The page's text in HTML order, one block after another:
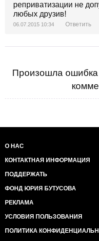
реприватизации не
любых друзив!
06.07.2015 10:34 Ответить
Произошла ошибка
О НАС
КОНТАКТНАЯ ИНФОРМАЦИЯ
ПОДДЕРЖАТЬ
ФОНД ЮРИЯ БУТУСОВА
РЕКЛАМА
УСЛОВИЯ ПОЛЬЗОВАНИЯ
ПОЛИТИКА